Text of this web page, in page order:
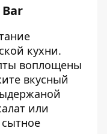
кухни.
воплощены
вкусный
или